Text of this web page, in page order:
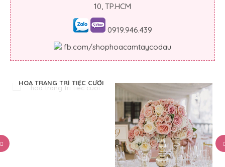
10, TP.HCM
0919.946.439
fb.com/shophoacamtaycodau
HOA TRANG TRÍ TIỆC CƯỚI